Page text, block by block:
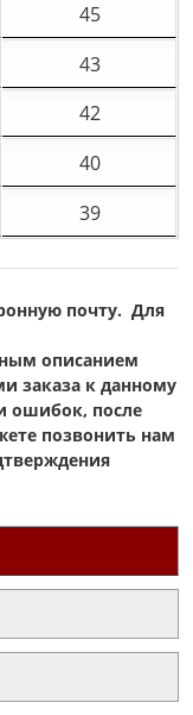
45
43
42
40
39
почту. Для
описанием
заказа к данному
ошибок, после
позвонить нам